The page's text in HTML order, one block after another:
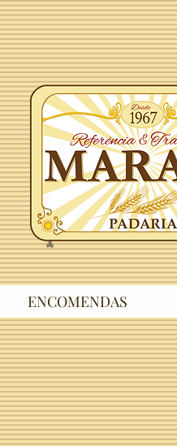
ENCOMENDAS